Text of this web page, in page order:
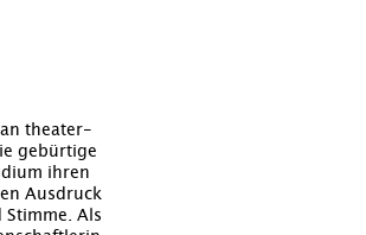
theater-
gebürtige
ihren
Ausdruck
Stimme. Als